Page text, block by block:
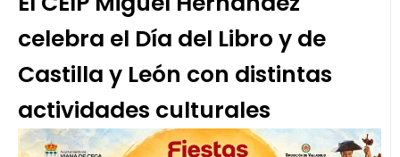
celebra el Día del Libro y de
Castilla y León con distintas
actividades culturales